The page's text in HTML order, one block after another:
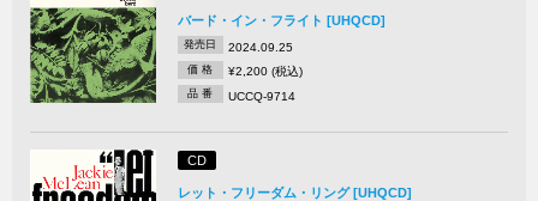
バード・イン・フライト [UHQCD]
発売日 2024.09.25
価 格 ¥2,200 (税込)
品 番 UCCQ-9714
CD
レット・フリーダム・リング [UHQCD]